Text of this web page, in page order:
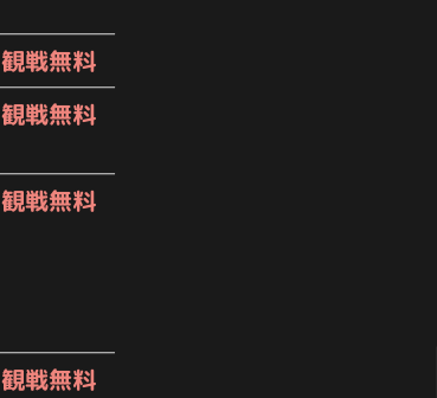
観戦無料
観戦無料
観戦無料
観戦無料